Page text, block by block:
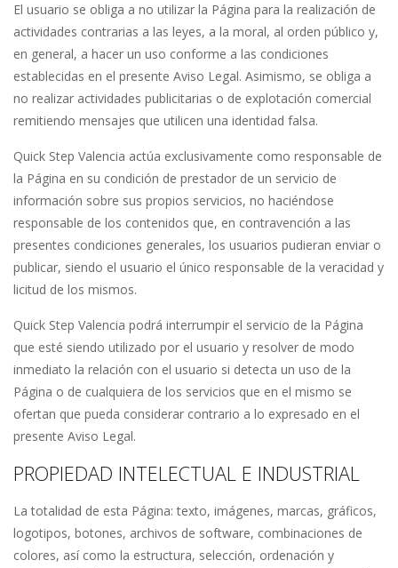
El usuario se obliga a no utilizar la Página para la realización de
actividades contrarias a las leyes, a la moral, al orden público y,
en general, a hacer un uso conforme a las condiciones
establecidas en el presente Aviso Legal. Asimismo, se obliga a
no realizar actividades publicitarias o de explotación comercial
remitiendo mensajes que utilicen una identidad falsa.
Quick Step Valencia actúa exclusivamente como responsable de
la Página en su condición de prestador de un servicio de
información sobre sus propios servicios, no haciéndose
responsable de los contenidos que, en contravención a las
presentes condiciones generales, los usuarios pudieran enviar o
publicar, siendo el usuario el único responsable de la veracidad y
licitud de los mismos.
Quick Step Valencia podrá interrumpir el servicio de la Página
que esté siendo utilizado por el usuario y resolver de modo
inmediato la relación con el usuario si detecta un uso de la
Página o de cualquiera de los servicios que en el mismo se
ofertan que pueda considerar contrario a lo expresado en el
presente Aviso Legal.
PROPIEDAD INTELECTUAL E INDUSTRIAL
La totalidad de esta Página: texto, imágenes, marcas, gráficos,
logotipos, botones, archivos de software, combinaciones de
colores, así como la estructura, selección, ordenación y